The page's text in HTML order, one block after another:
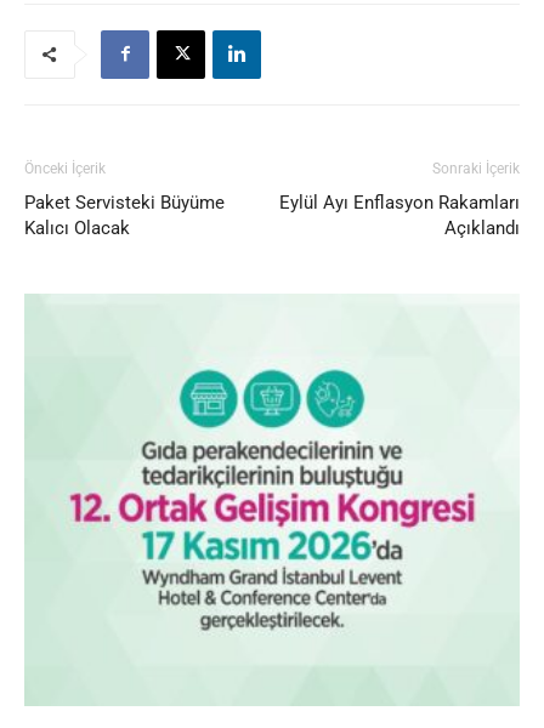
Önceki İçerik
Paket Servisteki Büyüme
Kalıcı Olacak
Sonraki İçerik
Eylül Ayı Enflasyon Rakamları
Açıklandı